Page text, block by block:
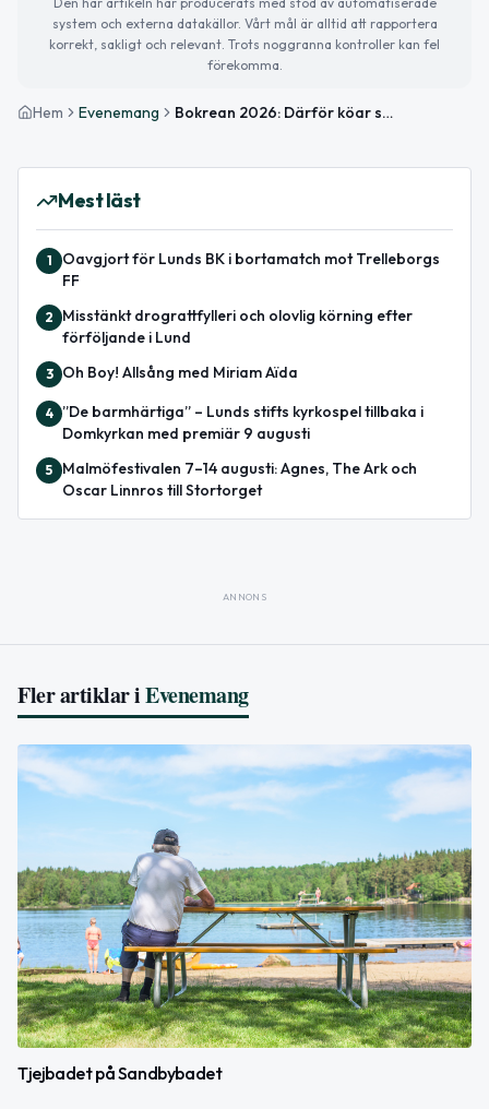
system och externa datakällor. Vårt mål är alltid att rapportera
korrekt, sakligt och relevant. Trots noggranna kontroller kan fel
förekomma.
Hem Evenemang Bokrean 2026: Därför köar svenskar varje februari – traditionen över 100 år gammal
Mest läst
1
Oavgjort för Lunds BK i bortamatch mot Trelleborgs
FF
2
Misstänkt drograttfylleri och olovlig körning efter
förföljande i Lund
3 Oh Boy! Allsång med Miriam Aïda
4
”De barmhärtiga” – Lunds stifts kyrkospel tillbaka i
Domkyrkan med premiär 9 augusti
5
Malmöfestivalen 7–14 augusti: Agnes, The Ark och
Oscar Linnros till Stortorget
ANNONS
Fler artiklar iEvenemang
Tjejbadet på Sandbybadet